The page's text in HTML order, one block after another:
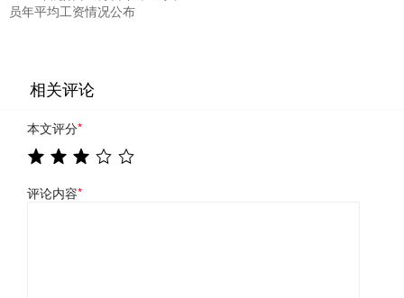
员年平均工资情况公布
相关评论
本文评分*
评论内容*